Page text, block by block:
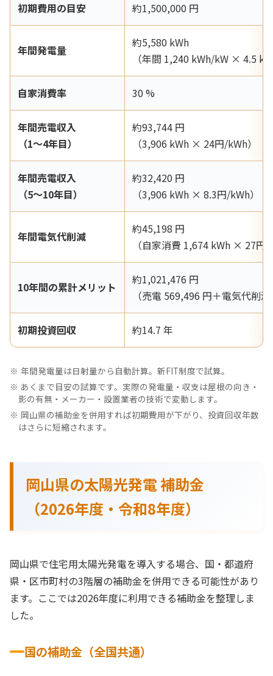
初期費用の目安 約1,500,000 円
年間発電量
約5,580 kWh
（年間 1,240 kWh/kW × 4.5
自家消費率 30 %
年間売電収入
（1〜4年目）
約93,744 円
（3,906 kWh × 24円/kWh）
年間売電収入
（5〜10年目）
約32,420 円
（3,906 kWh × 8.3円/kWh）
年間電気代削減
約45,198 円
（自家消費 1,674 kWh × 27円/
10年間の累計メリット
約1,021,476 円
（売電 569,496 円＋電気代削
初期投資回収 約14.7 年
年間発電量は日射量から自動計算。新FIT制度で試算。
あくまで目安の試算です。実際の発電量・収支は屋根の向き・
影の有無・メーカー・設置業者の技術で変動します。
岡山県の補助金を併用すれば初期費用が下がり、投資回収年数
はさらに短縮されます。
岡山県の太陽光発電 補助金
（2026年度・令和8年度）
岡山県で住宅用太陽光発電を導入する場合、国・都道府
県・区市町村の3階層の補助金を併用できる可能性があり
ます。ここでは2026年度に利用できる補助金を整理しま
した。
国の補助金（全国共通）